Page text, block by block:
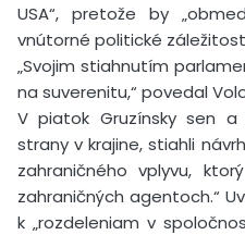
USA“, pretože by
vnútorné politické
„Svojim stiahnutím
na suverenitu,“ povedal
V piatok Gruzínsky sen
strany v krajine, stiahli
zahraničného vplyvu,
zahraničných agentoch.“
k „rozdeleniam v